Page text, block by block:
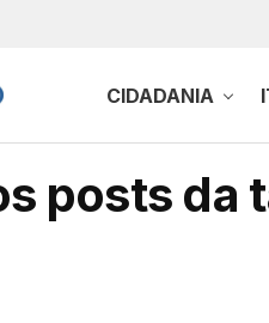
CIDADANIA
posts da